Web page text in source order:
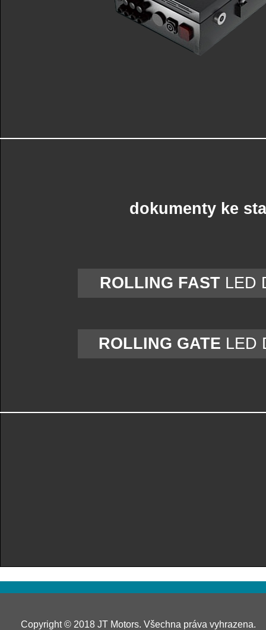
Copyright © 2018 JT Motors. Všechna práva vyhrazena.
dokumenty ke
ROLLING FAST LED
ROLLING GATE LED